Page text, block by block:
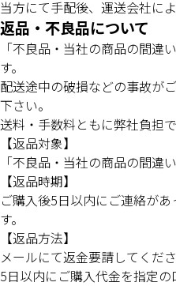
当方にて手配後、運送会社に
返品・不良品について
「不良品・当社の商品の間違
す。
配送途中の破損などの事故が
下さい。
送料・手数料ともに弊社負担
【返品対象】
「不良品・当社の商品の間違
【返品時期】
ご購入後5日以内にご連絡が
す。
【返品方法】
メールにて返金要請してくださ
5日以内にご購入代金を指定の